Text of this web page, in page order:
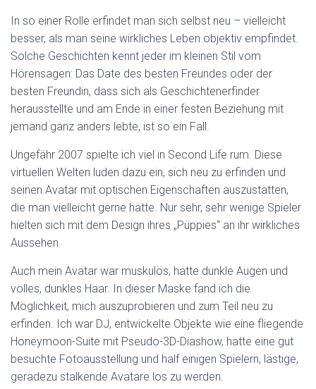
In so einer Rolle erfindet man sich selbst neu – vielleicht
besser, als man seine wirkliches Leben objektiv empfindet.
Solche Geschichten kennt jeder im kleinen Stil vom
Hörensagen: Das Date des besten Freundes oder der
besten Freundin, dass sich als Geschichtenerfinder
herausstellte und am Ende in einer festen Beziehung mit
jemand ganz anders lebte, ist so ein Fall.
Ungefähr 2007 spielte ich viel in Second Life rum. Diese
virtuellen Welten luden dazu ein, sich neu zu erfinden und
seinen Avatar mit optischen Eigenschaften auszustatten,
die man vielleicht gerne hätte. Nur sehr, sehr wenige Spieler
hielten sich mit dem Design ihres „Püppies“ an ihr wirkliches
Aussehen.
Auch mein Avatar war muskulös, hatte dunkle Augen und
volles, dunkles Haar. In dieser Maske fand ich die
Möglichkeit, mich auszuprobieren und zum Teil neu zu
erfinden. Ich war DJ, entwickelte Objekte wie eine fliegende
Honeymoon-Suite mit Pseudo-3D-Diashow, hatte eine gut
besuchte Fotoausstellung und half einigen Spielern, lästige,
geradezu stalkende Avatare los zu werden.